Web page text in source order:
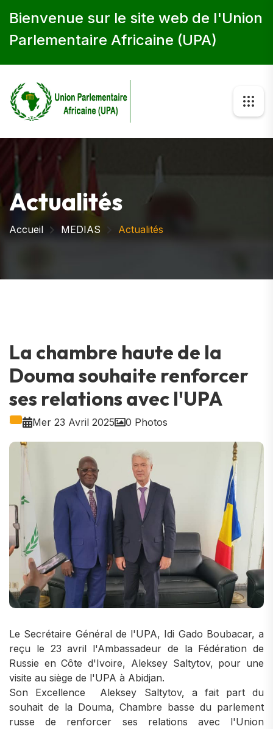
Bienvenue sur le site web de l'Union
Parlementaire Africaine (UPA)
Actualités
Accueil MEDIAS Actualités
La chambre haute de la
Douma souhaite renforcer
ses relations avec l'UPA
Mer 23 Avril 2025 0 Photos
Le Secrétaire Général de l'UPA, Idi Gado Boubacar, a
reçu le 23 avril l'Ambassadeur de la Fédération de
Russie en Côte d'Ivoire, Aleksey Saltytov, pour une
visite au siège de l'UPA à Abidjan.
Son Excellence Aleksey Saltytov, a fait part du
souhait de la Douma, Chambre basse du parlement
russe de renforcer ses relations avec l'Union